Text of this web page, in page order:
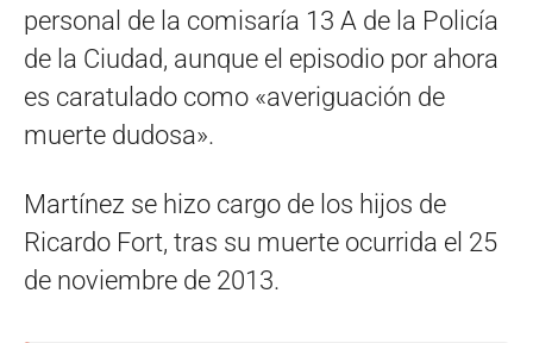
personal de la comisaría 13 A de la Policía
de la Ciudad, aunque el episodio por ahora
es caratulado como «averiguación de
muerte dudosa».
Martínez se hizo cargo de los hijos de
Ricardo Fort, tras su muerte ocurrida el 25
de noviembre de 2013.